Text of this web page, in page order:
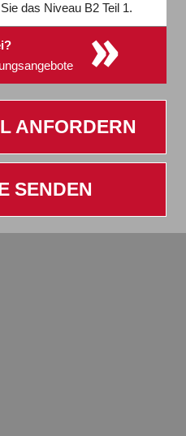
das Niveau B2 Teil 1.
»
ANFORDERN
SENDEN